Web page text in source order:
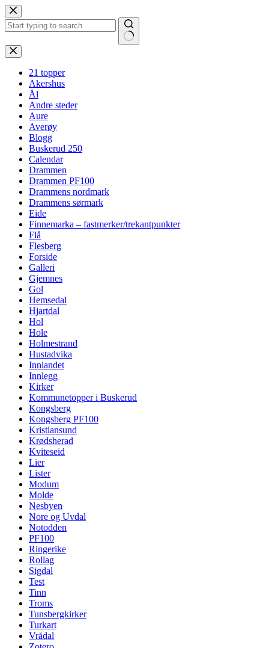
Hopp
til
innholdet
Ingen
resultater
21 topper
Akershus
Ål
Andre steder
Aure
Averøy
Blogg
Buskerud 250
Calendar
Drammen
Drammen PF100
Drammens nordmark
Drammens sørmark
Eide
Finnemarka – fastmerker/trekantpunkter
Flå
Flesberg
Forside
Galleri
Gjemnes
Gol
Hemsedal
Hjartdal
Hol
Hole
Holmestrand
Hustadvika
Innlandet
Innlegg
Kirker
Kommunetopper i Buskerud
Kongsberg
Kongsberg PF100
Kristiansund
Krødsherad
Kviteseid
Lier
Lister
Modum
Molde
Nesbyen
Nore og Uvdal
Notodden
PF100
Ringerike
Rollag
Sigdal
Test
Tinn
Troms
Tunsbergkirker
Turkart
Vrådal